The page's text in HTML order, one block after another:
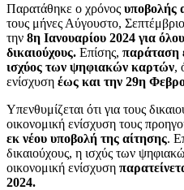
Παρατάθηκε ο χρόνος υποβολής
τους μήνες Αύγουστο,
την 8η Ιανουαρίου 2024 για
δικαιούχους. Επίσης, παράταση
ισχύος των ψηφιακών καρτών,
ενίσχυση έως και την 29η
Υπενθυμίζεται ότι για τους
οικονομική ενίσχυση τους
εκ νέου υποβολή της αίτησης.
δικαιούχους, η ισχύς των
οικονομική ενίσχυση
2024.